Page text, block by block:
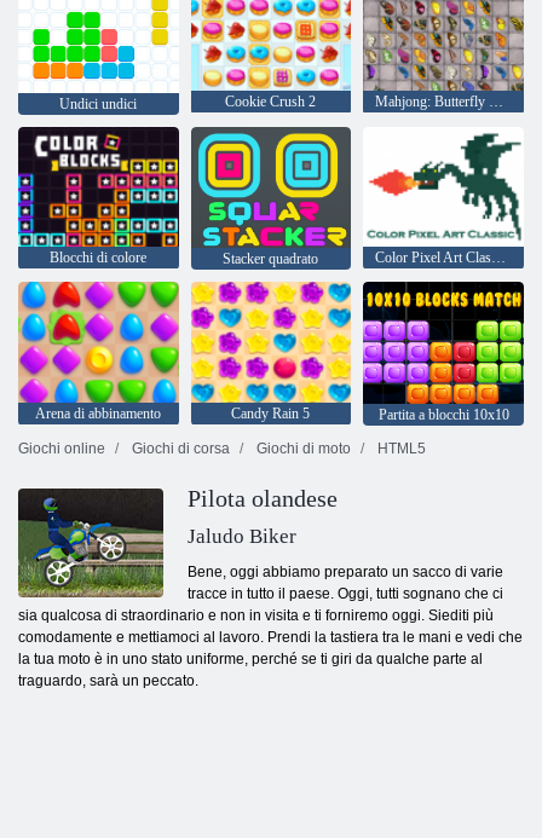
Undici undici Cookie Crush 2 Mahjong: Butterfly Kyodai HD
Blocchi di colore Stacker quadrato Color Pixel Art Classic - Pixel Paint by Numbers
Arena di abbinamento Candy Rain 5
Partita a blocchi 10x10
Giochi online
Giochi di corsa Giochi di moto HTML5
Pilota olandese
Jaludo Biker
Bene, oggi abbiamo preparato un sacco di varie
tracce in tutto il paese. Oggi, tutti sognano che ci
sia qualcosa di straordinario e non in visita e ti forniremo oggi. Siediti più
comodamente e mettiamoci al lavoro. Prendi la tastiera tra le mani e vedi che
la tua moto è in uno stato uniforme, perché se ti giri da qualche parte al
traguardo, sarà un peccato.